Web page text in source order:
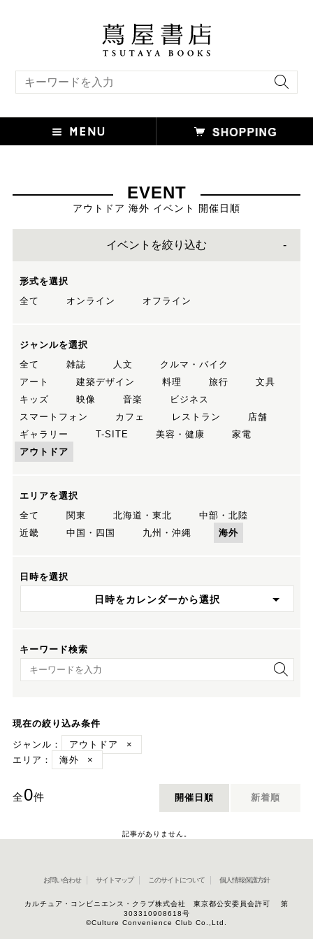
EVENT
アウトドア 海外 イベント 開催日順
イベントを絞り込む
形式を選択
全て
オンライン オフライン
ジャンルを選択
全て
雑誌 人文
クルマ・バイク
アート
建築デザイン 料理 旅行
文具
キッズ
映像 音楽
ビジネス
スマートフォン
カフェ レストラン
店舗
ギャラリー
T-SITE 美容・健康
家電
アウトドア
エリアを選択
全て
関東 北海道・東北
中部・北陸
近畿
中国・四国 九州・沖縄 海外
日時を選択
日時をカレンダーから選択
キーワード検索
キーワード検索
現在の絞り込み条件
ジャンル：
アウトドア
×
エリア：
海外 ×
全0件 開催日順 新着順
記事がありません。
お問い合わせ サイトマップ このサイトについて 個人情報保護方針
カルチュア・コンビニエンス・クラブ株式会社 東京都公安委員会許可 第
303310908618号
©Culture Convenience Club Co.,Ltd.